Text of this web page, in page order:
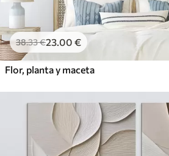
38.33€23.00 €
Flor, planta y maceta